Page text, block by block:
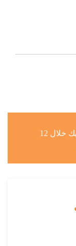
نرحب باستفسارك، وسوف نرد عليك خلال 12